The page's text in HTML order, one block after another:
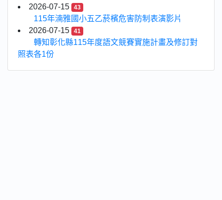
2026-07-15
43
115年湳雅國小五乙菸檳危害防制表演影片
2026-07-15
41
轉知彰化縣115年度語文競賽實施計畫及修訂對
照表各1份